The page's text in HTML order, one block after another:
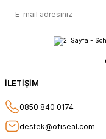
İLETİŞİM
0850 840 0174
destek@ofiseal.com